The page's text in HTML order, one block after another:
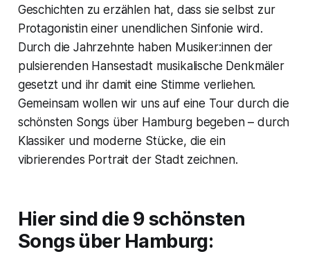
Geschichten zu erzählen hat, dass sie selbst zur
Protagonistin einer unendlichen Sinfonie wird.
Durch die Jahrzehnte haben Musiker:innen der
pulsierenden Hansestadt musikalische Denkmäler
gesetzt und ihr damit eine Stimme verliehen.
Gemeinsam wollen wir uns auf eine Tour durch die
schönsten Songs über Hamburg begeben – durch
Klassiker und moderne Stücke, die ein
vibrierendes Portrait der Stadt zeichnen.
Hier sind die 9 schönsten
Songs über Hamburg: